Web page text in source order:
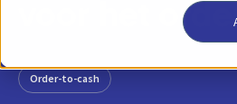
voor het
Order-to-cash